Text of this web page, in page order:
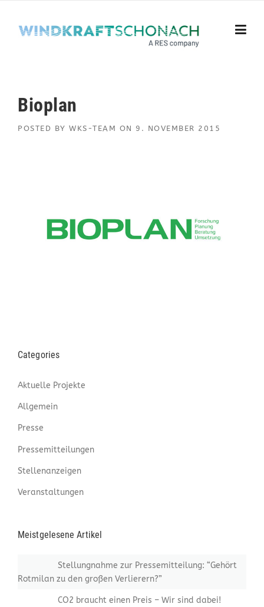
Bioplan
POSTED BY WKS-TEAM ON 9. NOVEMBER 2015
Categories
Aktuelle Projekte
Allgemein
Presse
Pressemitteilungen
Stellenanzeigen
Veranstaltungen
Meistgelesene Artikel
Stellungnahme zur Pressemitteilung: “Gehört
Rotmilan zu den großen Verlierern?”
CO2 braucht einen Preis – Wir sind dabei!